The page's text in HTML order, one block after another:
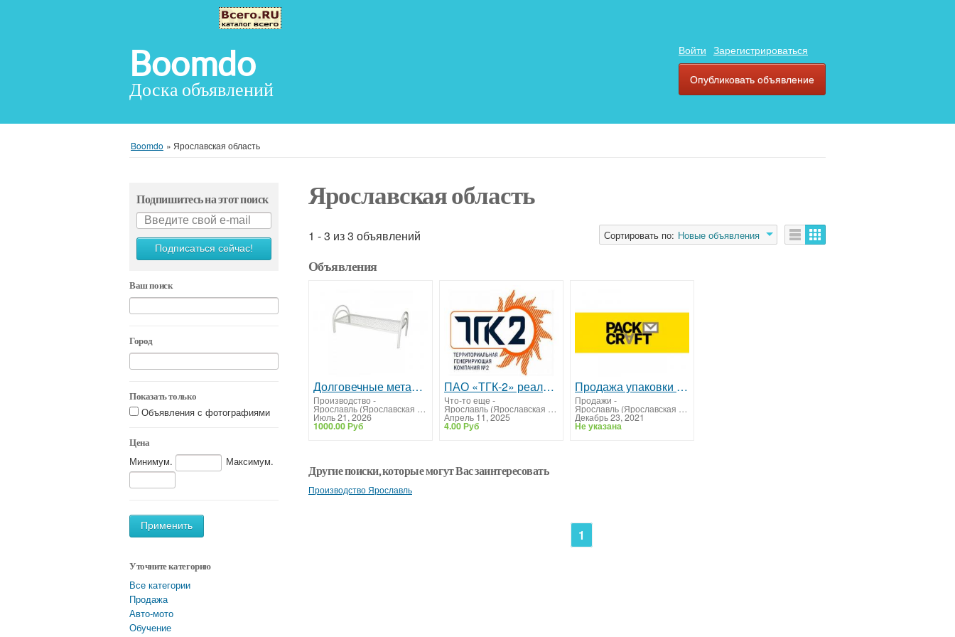
Boomdo
Доска объявлений
Войти Зарегистрироваться
Опубликовать объявление
Boomdo » Ярославская область
Подпишитесь на этот поиск
Подписаться сейчас!
Ваш поиск
Город
Показать только
Объявления с фотографиями
Цена
Минимум. Максимум.
Применить
Уточните категорию
Все категории
Продажа
Авто-мото
Обучение
Ярославская область
1 - 3 из 3 объявлений Сортировать по: Новые объявления
Объявления
Долговечные металлические кровати от производителя
Производство -
Ярославль (Ярославская область)
Июль 21, 2026
1000.00 Руб
ПАО «ТГК-2» реализует неликвиды
Что-то еще -
Ярославль (Ярославская область)
Апрель 11, 2025
4.00 Руб
Продажа упаковки и канцтоваров
Продажи -
Ярославль (Ярославская область)
Декабрь 23, 2021
Не указана
Другие поиски, которые могут Вас заинтересовать
Производство Ярославль
1